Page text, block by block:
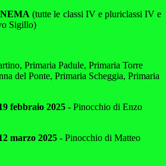
(tutte le classi IV e pluriclassi IV e
Sigillo)
Primaria Padule, Primaria Torre
del Ponte, Primaria Scheggia, Primaria
febbraio 2025 - Pinocchio di Enzo
marzo 2025 - Pinocchio di Matteo